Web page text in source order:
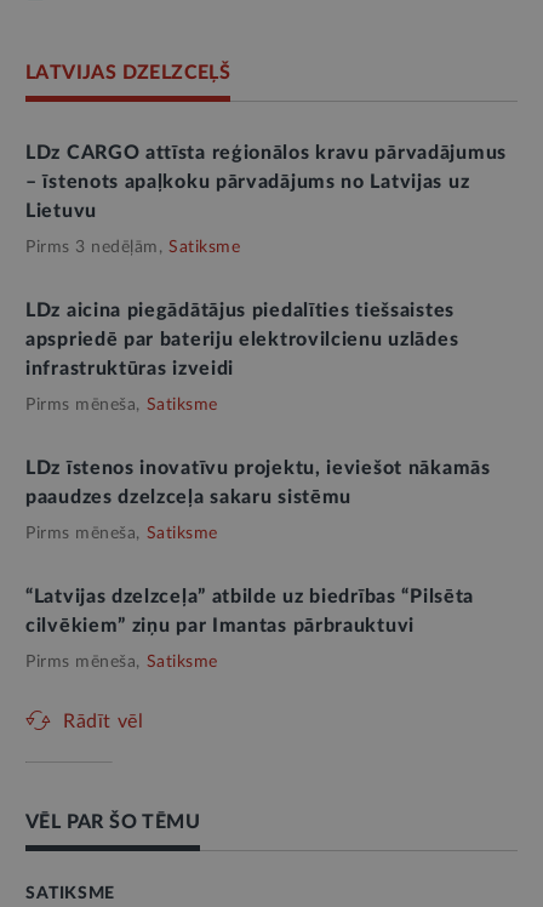
LATVIJAS DZELZCEĻŠ
LDz CARGO attīsta reģionālos kravu pārvadājumus
– īstenots apaļkoku pārvadājums no Latvijas uz
Lietuvu
Pirms 3 nedēļām, Satiksme
LDz aicina piegādātājus piedalīties tiešsaistes
apspriedē par bateriju elektrovilcienu uzlādes
infrastruktūras izveidi
Pirms mēneša, Satiksme
LDz īstenos inovatīvu projektu, ieviešot nākamās
paaudzes dzelzceļa sakaru sistēmu
Pirms mēneša, Satiksme
“Latvijas dzelzceļa” atbilde uz biedrības “Pilsēta
cilvēkiem” ziņu par Imantas pārbrauktuvi
Pirms mēneša, Satiksme
Rādīt vēl
VĒL PAR ŠO TĒMU
SATIKSME